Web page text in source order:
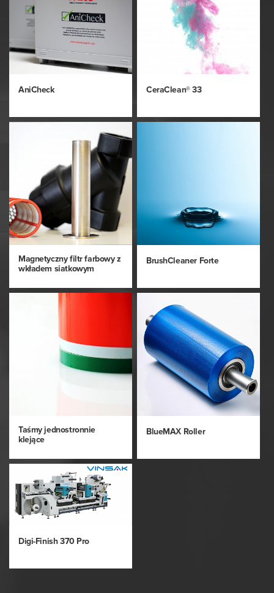
AniCheck CeraClean® 33
Magnetyczny filtr farbowy z
wkładem siatkowym
BrushCleaner Forte
Taśmy jednostronnie
klejące
BlueMAX Roller
Digi-Finish 370 Pro